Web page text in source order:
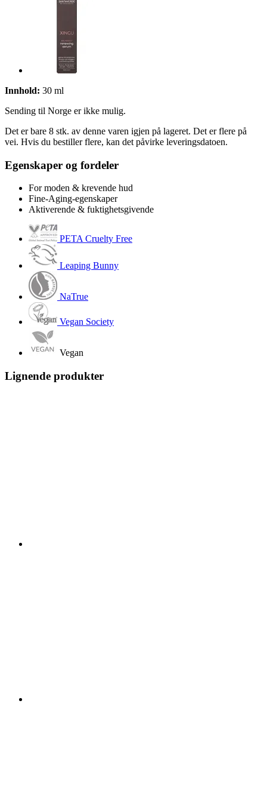
Innhold: 30 ml
Sending til Norge er ikke mulig.
Det er bare 8 stk. av denne varen igjen på lageret. Det er flere på
vei. Hvis du bestiller flere, kan det påvirke leveringsdatoen.
Egenskaper og fordeler
For moden & krevende hud
Fine-Aging-egenskaper
Aktiverende & fuktighetsgivende
PETA Cruelty Free
Leaping Bunny
NaTrue
Vegan Society
Vegan
Lignende produkter